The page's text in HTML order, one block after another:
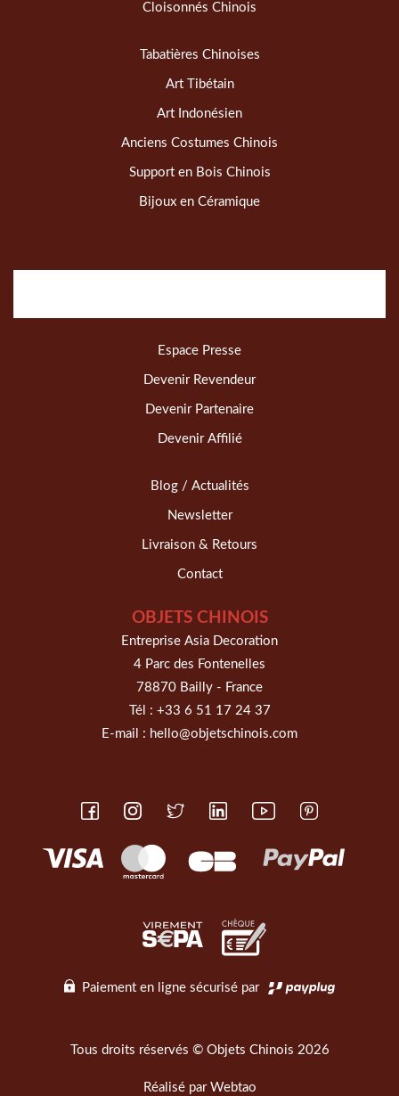
Cloisonnés Chinois
Tabatières Chinoises
Art Tibétain
Art Indonésien
Anciens Costumes Chinois
Support en Bois Chinois
Bijoux en Céramique
Espace Presse
Devenir Revendeur
Devenir Partenaire
Devenir Affilié
Blog / Actualités
Newsletter
Livraison & Retours
Contact
OBJETS CHINOIS
Entreprise Asia Decoration
4 Parc des Fontenelles
78870 Bailly - France
Tél : +33 6 51 17 24 37
E-mail : hello@objetschinois.com
Paiement en ligne sécurisé par
Tous droits réservés © Objets Chinois 2026
Réalisé par Webtao